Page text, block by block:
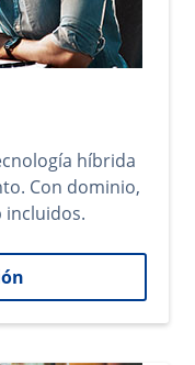
híbrida
Con dominio,
incluidos.